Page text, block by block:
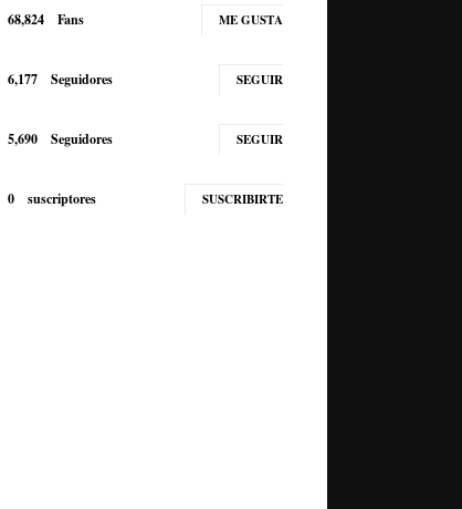
68,824 Fans ME GUSTA
6,177 Seguidores SEGUIR
5,690 Seguidores SEGUIR
0 suscriptores SUSCRIBIRTE